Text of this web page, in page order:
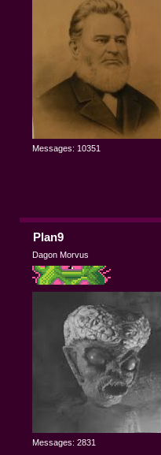
Messages: 10351
Plan9
Dagon Morvus
Messages: 2831